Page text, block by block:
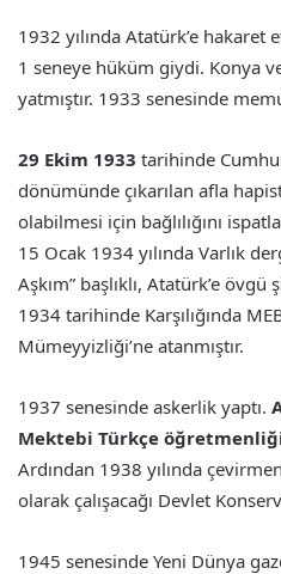
1932 yılında Atatürk’e
1 seneye hüküm giydi. Konya
yatmıştır. 1933 senesinde
29 Ekim 1933 tarihinde
dönümünde çıkarılan afla
olabilmesi için bağlılığını
15 Ocak 1934 yılında Varlık
Aşkım” başlıklı, Atatürk’e övgü
1934 tarihinde Karşılığında
Mümeyyizliği’ne atanmıştır.
1937 senesinde askerlik yaptı.
Mektebi Türkçe
Ardından 1938 yılında
olarak çalışacağı Devlet
1945 senesinde Yeni Dünya